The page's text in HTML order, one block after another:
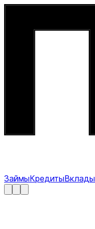
ЗаймыКредитыВклады